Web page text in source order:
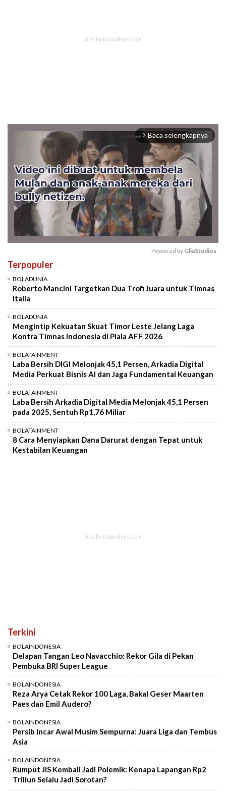
arrow_forward_ios Baca selengkapnya
Powered by GliaStudios
Terpopuler
BOLADUNIA
Roberto Mancini Targetkan Dua Trofi Juara untuk Timnas
Italia
BOLADUNIA
Mengintip Kekuatan Skuat Timor Leste Jelang Laga
Kontra Timnas Indonesia di Piala AFF 2026
BOLATAINMENT
Laba Bersih DIGI Melonjak 45,1 Persen, Arkadia Digital
Media Perkuat Bisnis AI dan Jaga Fundamental Keuangan
BOLATAINMENT
Laba Bersih Arkadia Digital Media Melonjak 45,1 Persen
pada 2025, Sentuh Rp1,76 Miliar
BOLATAINMENT
8 Cara Menyiapkan Dana Darurat dengan Tepat untuk
Kestabilan Keuangan
Terkini
BOLAINDONESIA
Delapan Tangan Leo Navacchio: Rekor Gila di Pekan
Pembuka BRI Super League
BOLAINDONESIA
Reza Arya Cetak Rekor 100 Laga, Bakal Geser Maarten
Paes dan Emil Audero?
BOLAINDONESIA
Persib Incar Awal Musim Sempurna: Juara Liga dan Tembus
Asia
BOLAINDONESIA
Rumput JIS Kembali Jadi Polemik: Kenapa Lapangan Rp2
Triliun Selalu Jadi Sorotan?